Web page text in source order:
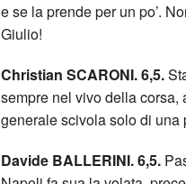
e se la prende per un po’.
Giulio!
Christian SCARONI. 6,5.
sempre nel vivo della
generale scivola solo di una
Davide BALLERINI. 6,5.